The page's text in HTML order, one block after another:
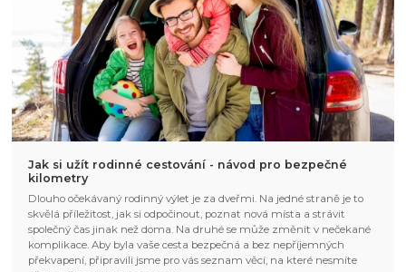
Jak si užít rodinné cestování - návod pro bezpečné
kilometry
Dlouho očekávaný rodinný výlet je za dveřmi. Na jedné straně je to
skvělá příležitost, jak si odpočinout, poznat nová místa a strávit
společný čas jinak než doma. Na druhé se může změnit v nečekané
komplikace. Aby byla vaše cesta bezpečná a bez nepříjemných
překvapení, připravili jsme pro vás seznam věcí, na které nesmíte